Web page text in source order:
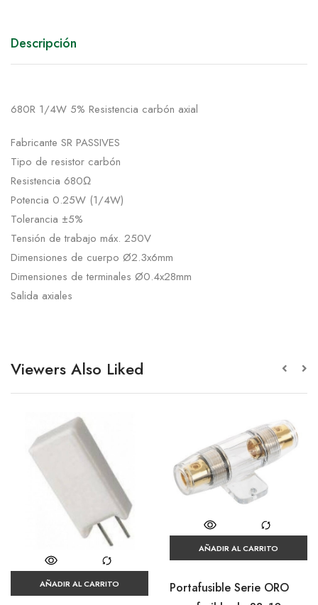
Descripción
680R 1/4W 5% Resistencia carbón axial
Fabricante SR PASSIVES
Tipo de resistor carbón
Resistencia 680Ω
Potencia 0.25W (1/4W)
Tolerancia ±5%
Tensión de trabajo máx. 250V
Dimensiones de cuerpo Ø2.3x6mm
Dimensiones de terminales Ø0.4x28mm
Salida axiales
Viewers Also Liked
AÑADIR AL CARRITO
AÑADIR AL CARRITO
Portafusible Serie ORO